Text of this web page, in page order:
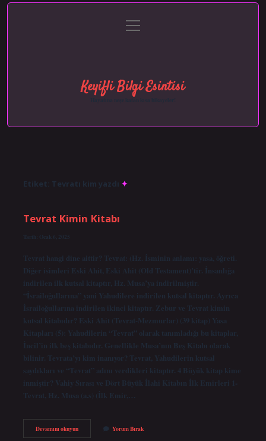
Gizlilik Politikası
menüyü
aç
Keyifli Bilgi Esintisi
Hayatına neşe katan kısa hikayeler!
Etiket: Tevratı kim yazdı
Tevrat Kimin Kitabı
Tarih: Ocak 6, 2025
Tevrat hangi dine aittir? Tevrat: (Hz. İsminin anlamı: yasa, öğreti.
Diğer isimleri Eski Ahit, Eski Ahit (Old Testament)’tir. İnsanlığa
indirilen ilk kutsal kitaptır, Hz. Musa’ya indirilmiştir.
“İsrailoğullarına” yani Yahudilere indirilen kutsal kitaptır. Ayrıca
İsrailoğullarına indirilen ikinci kitaptır. Zebur ve Tevrat kimin
kutsal kitabıdır? Eski Ahit (Tevrat-Mezmurlar) (39 kitap) Yasa
Kitapları (5): Yahudilerin “Tevrat” olarak tanımladığı bu kitaplar,
İncil’in ilk beş kitabıdır. Genellikle Musa’nın Beş Kitabı olarak
bilinir. Tevrata’yı kim inanıyor? Tevrat, Yahudilerin kutsal
saydıkları ve “Tevrat” adını verdikleri kitaptır. 4 Büyük kitap kime
inmiştir? Vahiy Sırası ve Dört Büyük İlahi Kitabın İlk Emirleri 1-
Tevrat, Hz. Musa (a.s) (İlk Emir,…
Devamını okuyunTevrat
Kimin
Yorum Bırak